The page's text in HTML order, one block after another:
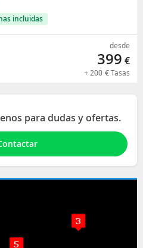
incluidas
desde
399 €
+ 200 €Tasas
para dudas y ofertas.